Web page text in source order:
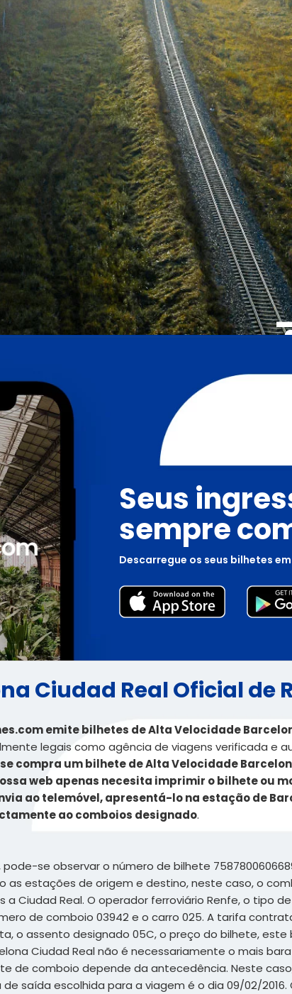
Seus
sempre
Descarregue os seus bilhetes
Ciudad Real Oficial de
emite bilhetes de Alta Velocidade
legais como agência de viagens verificada e
se compra um bilhete de Alta Velocidade
web apenas necesita imprimir o bilhete ou
ao telemóvel, apresentá-lo na estação de
ao comboios designado.
pode-se observar o número de bilhete
as estações de origem e destino, neste caso, o
a Ciudad Real. O operador ferroviário Renfe, o tipo
de comboio 03942 e o carro 025. A tarifa
o assento designado 05C, o preço do bilhete,
Ciudad Real não é necessariamente o mais
de comboio depende da antecedência. Neste
saída escolhida para a viagem é o dia 09/02/2016.